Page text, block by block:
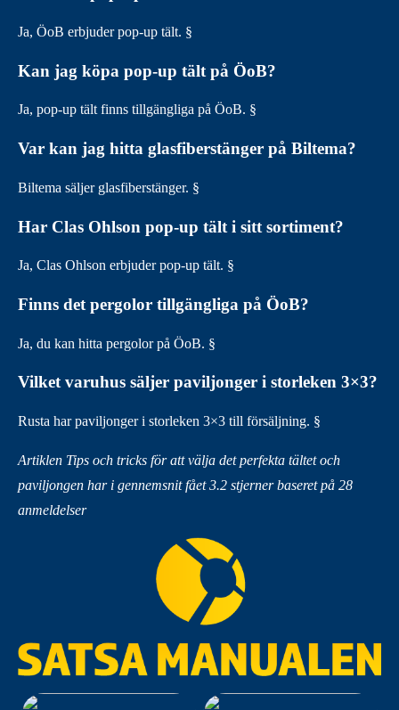
Ja, ÖoB erbjuder pop-up tält. §
Kan jag köpa pop-up tält på ÖoB?
Ja, pop-up tält finns tillgängliga på ÖoB. §
Var kan jag hitta glasfiberstänger på Biltema?
Biltema säljer glasfiberstänger. §
Har Clas Ohlson pop-up tält i sitt sortiment?
Ja, Clas Ohlson erbjuder pop-up tält. §
Finns det pergolor tillgängliga på ÖoB?
Ja, du kan hitta pergolor på ÖoB. §
Vilket varuhus säljer paviljonger i storleken 3×3?
Rusta har paviljonger i storleken 3×3 till försäljning. §
Artiklen Tips och tricks för att välja det perfekta tältet och
paviljongen har i gennemsnit fået3.2 stjerner baseret på 28
anmeldelser